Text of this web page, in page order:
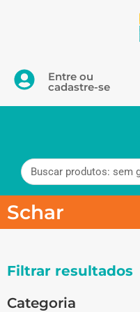
Entre ou
cadastre-se
Schar
Filtrar resultados
Categoria